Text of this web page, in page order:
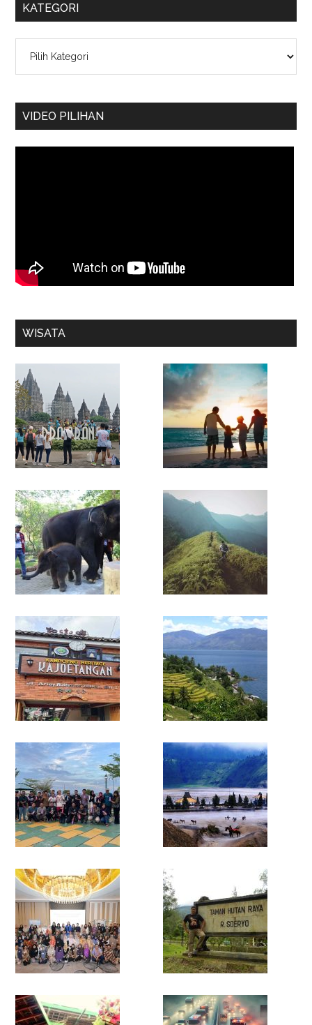
KATEGORI
VIDEO PILIHAN
WISATA